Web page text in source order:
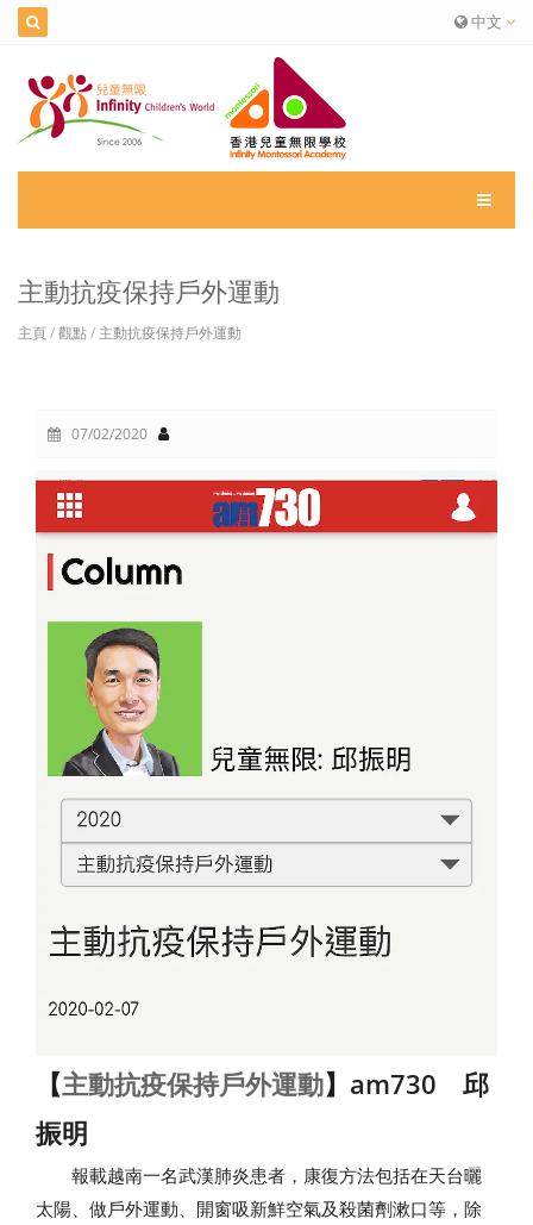
中文
主動抗疫保持戶外運動
主頁/觀點/ 主動抗疫保持戶外運動
07/02/2020
【主動抗疫保持戶外運動】 am730 邱
振明
報載越南一名武漢肺炎患者，康復方法包括在天台曬
太陽、做戶外運動、開窗吸新鮮空氣及殺菌劑漱口等，除